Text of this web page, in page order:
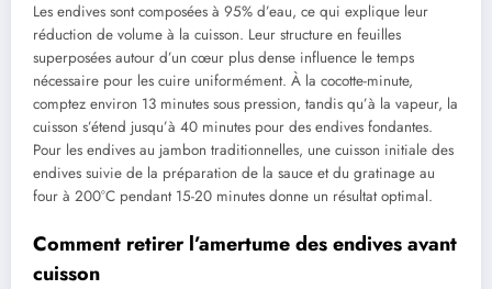
Les endives sont composées à 95% d’eau, ce qui explique leur
réduction de volume à la cuisson. Leur structure en feuilles
superposées autour d’un cœur plus dense influence le temps
nécessaire pour les cuire uniformément. À la cocotte-minute,
comptez environ 13 minutes sous pression, tandis qu’à la vapeur, la
cuisson s’étend jusqu’à 40 minutes pour des endives fondantes.
Pour les endives au jambon traditionnelles, une cuisson initiale des
endives suivie de la préparation de la sauce et du gratinage au
four à 200°C pendant 15-20 minutes donne un résultat optimal.
Comment retirer l’amertume des endives avant
cuisson